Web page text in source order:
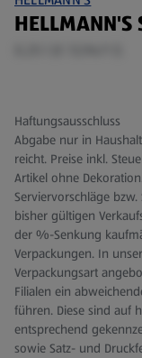
Haftungsausschluss
Abgabe nur in
reicht. Preise inkl.
Artikel ohne
Serviervorschläge
bisher gültigen
der %-Senkung
Verpackungen. In
Verpackungsart
Filialen ein
führen. Diese sind auf
entsprechend
sowie Satz- und